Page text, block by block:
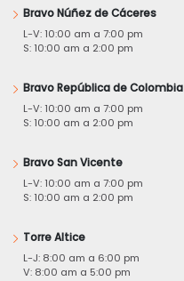
Bravo Núñez de Cáceres
L-V: 10:00 am a 7:00 pm
S: 10:00 am a 2:00 pm
Bravo República de Colombia
L-V: 10:00 am a 7:00 pm
S: 10:00 am a 2:00 pm
Bravo San Vicente
L-V: 10:00 am a 7:00 pm
S: 10:00 am a 2:00 pm
Torre Altice
L-J: 8:00 am a 6:00 pm
V: 8:00 am a 5:00 pm